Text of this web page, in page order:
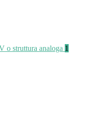
o struttura analoga 1